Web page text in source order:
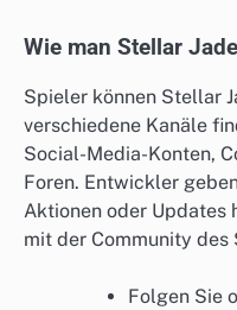
Wie man Stellar
Spieler können Stellar
verschiedene Kanäle
Social-Media-Konten,
Foren. Entwickler
Aktionen oder Updates
mit der Community des
Folgen Sie